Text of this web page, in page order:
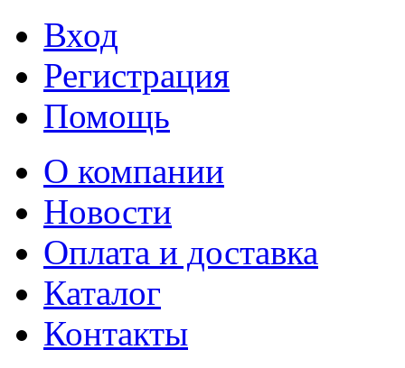
Вход
Регистрация
Помощь
О компании
Новости
Оплата и доставка
Каталог
Контакты